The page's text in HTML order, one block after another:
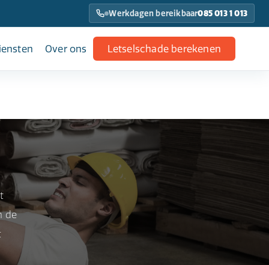
Werkdagen bereikbaar085 013 1 013
Over ons Letselschade berekenen
de